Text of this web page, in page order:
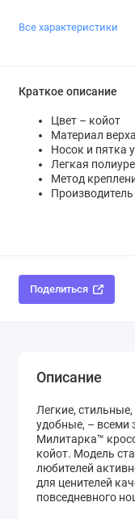
Все характеристики
Краткое описание
Цвет – койот
Материал
Носок и пятка
Легкая
Метод
Поделиться
Описание
Легкие,
удобные, – всеми
Милитарка™
койот. Модель
любителей
для ценителей
повседневного